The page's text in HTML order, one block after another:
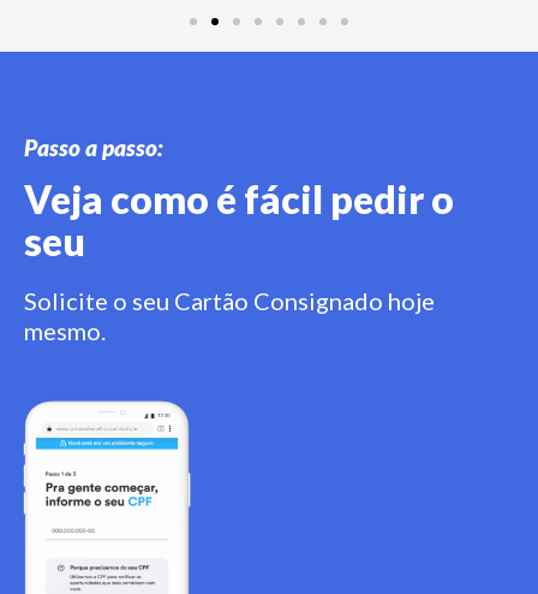
Passo a passo:
Veja como é fácil pedir o
seu
Solicite o seu Cartão Consignado hoje
mesmo.